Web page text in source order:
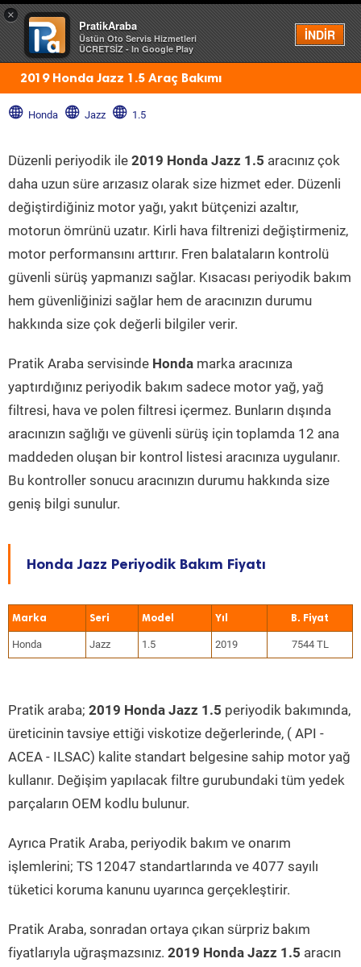
×
PratikAraba
Üstün Oto Servis Hizmetleri
ÜCRETSİZ - In Google Play
İNDİR
Menü
2019 Honda Jazz 1.5 Araç Bakımı
Honda Jazz 1.5
Düzenli periyodik ile 2019 Honda Jazz 1.5 aracınız çok
daha uzun süre arızasız olarak size hizmet eder. Düzenli
değiştirdiğiniz motor yağı, yakıt bütçenizi azaltır,
motorun ömrünü uzatır. Kirli hava filtrenizi değiştirmeniz,
motor performansını arttırır. Fren balataların kontrolü
güvenli sürüş yapmanızı sağlar. Kısacası periyodik bakım
hem güvenliğinizi sağlar hem de aracınızın durumu
hakkında size çok değerli bilgiler verir.
Pratik Araba servisinde Honda marka aracınıza
yaptırdığınız periyodik bakım sadece motor yağ, yağ
filtresi, hava ve polen filtresi içermez. Bunların dışında
aracınızın sağlığı ve güvenli sürüş için toplamda 12 ana
maddeden oluşan bir kontrol listesi aracınıza uygulanır.
Bu kontroller sonucu aracınızın durumu hakkında size
geniş bilgi sunulur.
Honda Jazz Periyodik Bakım Fiyatı
Marka Seri Model Yıl
Honda Jazz 1.5 2019 7544 TL
Pratik araba; 2019 Honda Jazz 1.5 periyodik bakımında,
üreticinin tavsiye ettiği viskotize değerlerinde, ( API -
ACEA - ILSAC) kalite standart belgesine sahip motor yağ
kullanır. Değişim yapılacak filtre gurubundaki tüm yedek
parçaların OEM kodlu bulunur.
Ayrıca Pratik Araba, periyodik bakım ve onarım
işlemlerini; TS 12047 standartlarında ve 4077 sayılı
tüketici koruma kanunu uyarınca gerçekleştirir.
Pratik Araba, sonradan ortaya çıkan sürpriz bakım
fiyatlarıyla uğraşmazsınız. 2019 Honda Jazz 1.5 aracın